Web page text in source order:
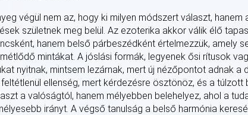
végül nem az, hogy ki milyen módszert választ,
születnek meg belül. Az ezoterika akkor válik élő
hanem belső párbeszédként értelmezzük, amely
mintákat. A jóslási formák, legyenek ősi rítusok
nyitnak, mintsem lezárnak, mert új nézőpontot adnak
ellenség, mert kérdezésre ösztönöz, és a
a valóságtól, hanem mélyebben belehelyez, ahol a
irányt. A végső tanulság a belső harmónia